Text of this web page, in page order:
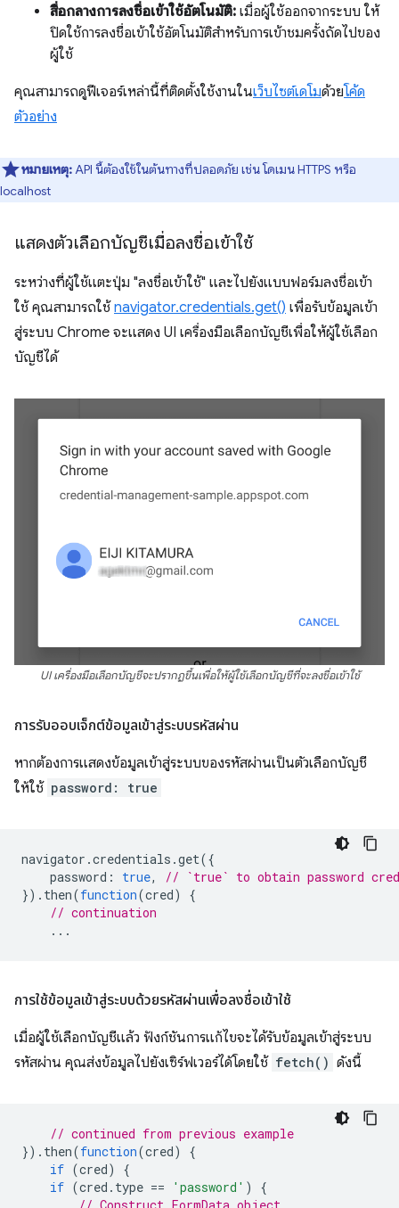
สื่อกลางการลงชื่อเข้าใช้อัตโนมัติ: เมื่อผู้ใช้ออกจากระบบ ให้
ปิดใช้การลงชื่อเข้าใช้อัตโนมัติสำหรับการเข้าชมครั้งถัดไปของ
ผู้ใช้
คุณสามารถดูฟีเจอร์เหล่านี้ที่ติดตั้งใช้งานในเว็บไซต์เดโมด้วยโค้ด
ตัวอย่าง
หมายเหตุ:API นี้ต้องใช้ในต้นทางที่ปลอดภัย เช่น โดเมน HTTPS หรือ
localhost
แสดงตัวเลือกบัญชีเมื่อลงชื่อเข้าใช้
ระหว่างที่ผู้ใช้แตะปุ่ม "ลงชื่อเข้าใช้" และไปยังแบบฟอร์มลงชื่อเข้า
ใช้ คุณสามารถใช้ navigator.credentials.get() เพื่อรับข้อมูลเข้า
สู่ระบบ Chrome จะแสดง UI เครื่องมือเลือกบัญชีเพื่อให้ผู้ใช้เลือก
บัญชีได้
UI เครื่องมือเลือกบัญชีจะปรากฏขึ้นเพื่อให้ผู้ใช้เลือกบัญชีที่จะลงชื่อเข้าใช้
การรับออบเจ็กต์ข้อมูลเข้าสู่ระบบรหัสผ่าน
หากต้องการแสดงข้อมูลเข้าสู่ระบบของรหัสผ่านเป็นตัวเลือกบัญชี
ให้ใช้ password: true
navigator .credentials .get({
password : true,
// `true` to obtain password
}). then(function(cred)
{
// continuation
...
การใช้ข้อมูลเข้าสู่ระบบด้วยรหัสผ่านเพื่อลงชื่อเข้าใช้
เมื่อผู้ใช้เลือกบัญชีแล้ว ฟังก์ชันการแก้ไขจะได้รับข้อมูลเข้าสู่ระบบ
รหัสผ่าน คุณส่งข้อมูลไปยังเซิร์ฟเวอร์ได้โดยใช้ fetch() ดังนี้
// continued from previous example
}). then(function(cred)
{
if (cred)
{
if (cred . type == 'password' )
{